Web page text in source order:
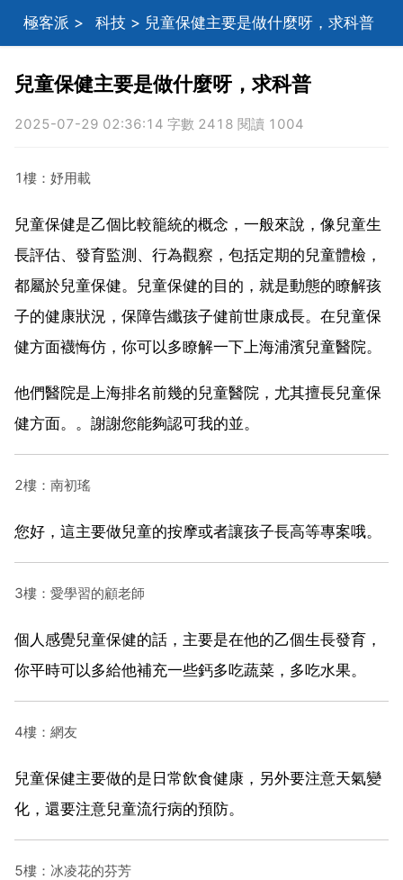
極客派 > 科技 > 兒童保健主要是做什麼呀，求科普
兒童保健主要是做什麼呀，求科普
2025-07-29 02:36:14 字數 2418 閱讀 1004
1樓：妤用載
兒童保健是乙個比較籠統的概念，一般來說，像兒童生
長評估、發育監測、行為觀察，包括定期的兒童體檢，
都屬於兒童保健。兒童保健的目的，就是動態的瞭解孩
子的健康狀況，保障告纖孩子健前世康成長。在兒童保
健方面襪悔仿，你可以多瞭解一下上海浦濱兒童醫院。
他們醫院是上海排名前幾的兒童醫院，尤其擅長兒童保
健方面。。謝謝您能夠認可我的並。
2樓：南初瑤
您好，這主要做兒童的按摩或者讓孩子長高等專案哦。
3樓：愛學習的顧老師
個人感覺兒童保健的話，主要是在他的乙個生長發育，
你平時可以多給他補充一些鈣多吃蔬菜，多吃水果。
4樓：網友
兒童保健主要做的是日常飲食健康，另外要注意天氣變
化，還要注意兒童流行病的預防。
5樓：冰凌花的芬芳